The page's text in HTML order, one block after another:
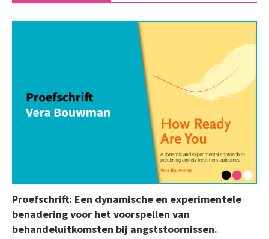
Proefschrift: Een dynamische en experimentele
benadering voor het voorspellen van
behandeluitkomsten bij angststoornissen.